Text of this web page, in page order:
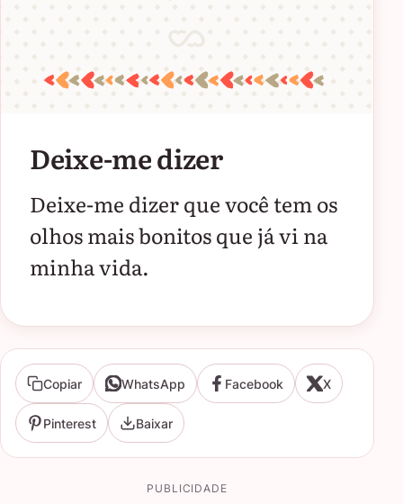
Deixe-me dizer
Deixe-me dizer que você tem os
olhos mais bonitos que já vi na
minha vida.
Copiar WhatsApp Facebook X
Pinterest Baixar
PUBLICIDADE